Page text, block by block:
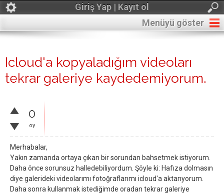
Giriş Yap | Kayıt ol
Menüyü göster
Icloud'a kopyaladığım videoları
tekrar galeriye kaydedemiyorum.
0
oy
Merhabalar,
Yakın zamanda ortaya çıkan bir sorundan bahsetmek istiyorum.
Daha önce sorunsuz halledebiliyordum. Şöyle ki: Hafıza dolmasın
diye galerideki videolarımı fotoğraflarımı icloud'a aktarıyorum.
Daha sonra kullanmak istediğimde oradan tekrar galeriye